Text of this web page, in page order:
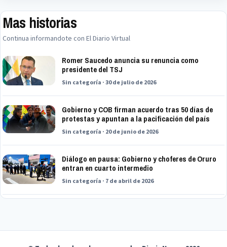
Mas historias
Continua informandote con El Diario Virtual
Romer Saucedo anuncia su renuncia como
presidente del TSJ
Sin categoría · 30 de julio de 2026
Gobierno y COB firman acuerdo tras 50 días de
protestas y apuntan a la pacificación del país
Sin categoría · 20 de junio de 2026
Diálogo en pausa: Gobierno y choferes de Oruro
entran en cuarto intermedio
Sin categoría · 7 de abril de 2026